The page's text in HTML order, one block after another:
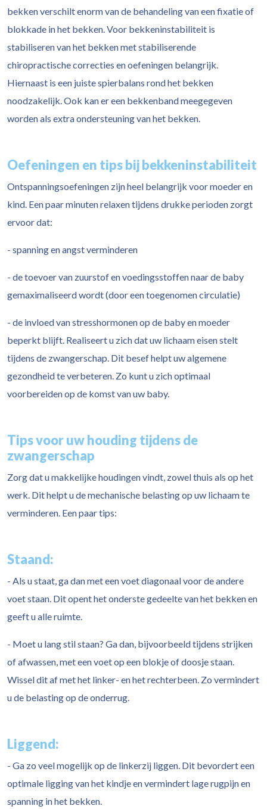
bekken verschilt enorm van de behandeling van een fixatie of
blokkade in het bekken. Voor bekkeninstabiliteit is
stabiliseren van het bekken met stabiliserende
chiropractische correcties en oefeningen belangrijk.
Hiernaast is een juiste spierbalans rond het bekken
noodzakelijk. Ook kan er een bekkenband meegegeven
worden als extra ondersteuning van het bekken.
Oefeningen en tips bij bekkeninstabiliteit
Ontspanningsoefeningen zijn heel belangrijk voor moeder en
kind. Een paar minuten relaxen tijdens drukke perioden zorgt
ervoor dat:
- spanning en angst verminderen
- de toevoer van zuurstof en voedingsstoffen naar de baby
gemaximaliseerd wordt (door een toegenomen circulatie)
- de invloed van stresshormonen op de baby en moeder
beperkt blijft. Realiseert u zich dat uw lichaam eisen stelt
tijdens de zwangerschap. Dit besef helpt uw algemene
gezondheid te verbeteren. Zo kunt u zich optimaal
voorbereiden op de komst van uw baby.
Tips voor uw houding tijdens de
zwangerschap
Zorg dat u makkelijke houdingen vindt, zowel thuis als op het
werk. Dit helpt u de mechanische belasting op uw lichaam te
verminderen. Een paar tips:
Staand:
- Als u staat, ga dan met een voet diagonaal voor de andere
voet staan. Dit opent het onderste gedeelte van het bekken en
geeft u alle ruimte.
- Moet u lang stil staan? Ga dan, bijvoorbeeld tijdens strijken
of afwassen, met een voet op een blokje of doosje staan.
Wissel dit af met het linker- en het rechterbeen. Zo vermindert
u de belasting op de onderrug.
Liggend:
- Ga zo veel mogelijk op de linkerzij liggen. Dit bevordert een
optimale ligging van het kindje en vermindert lage rugpijn en
spanning in het bekken.